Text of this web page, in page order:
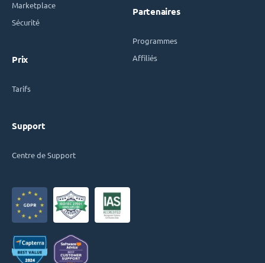
Marketplace
Sécurité
Prix
Tarifs
Support
Centre de Support
Partenaires
Programmes
Affiliés